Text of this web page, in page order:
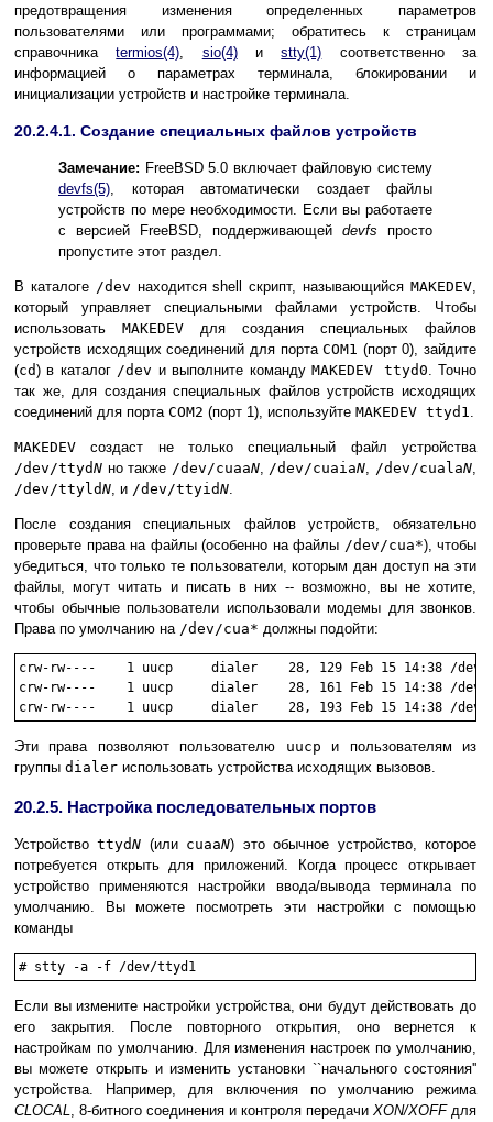
предотвращения изменения определенных параметров
пользователями или программами; обратитесь к страницам
справочникаtermios(4), sio(4)иstty(1) соответственно за
информацией о параметрах терминала, блокировании и
инициализации устройств и настройке терминала.
20.2.4.1. Создание специальных файлов устройств
Замечание: FreeBSD 5.0 включает файловую систему
devfs(5), которая автоматически создает файлы
устройств по мере необходимости. Если вы работаете
с версией FreeBSD, поддерживающей devfs просто
пропустите этот раздел.
В каталоге /dev находится shell скрипт, называющийсяMAKEDEV,
который управляет специальными файлами устройств. Чтобы
использовать MAKEDEV для создания специальных файлов
устройств исходящих соединений для портаCOM1 (порт 0), зайдите
(cd) в каталог /dev и выполните командуMAKEDEV ttyd0. Точно
так же, для создания специальных файлов устройств исходящих
соединений для порта COM2 (порт 1), используйте MAKEDEV ttyd1.
MAKEDEV создаст не только специальный файл устройства
/dev/ttydN но также /dev/cuaaN, /dev/cuaiaN, /dev/cualaN,
/dev/ttyldN, и /dev/ttyidN.
После создания специальных файлов устройств, обязательно
проверьте права на файлы (особенно на файлы /dev/cua*), чтобы
убедиться, что только те пользователи, которым дан доступ на эти
файлы, могут читать и писать в них -- возможно, вы не хотите,
чтобы обычные пользователи использовали модемы для звонков.
Права по умолчанию на /dev/cua* должны подойти:
crw-rw----    1 uucp     dialer    28, 129 Feb 15 14:38 /dev/
crw-rw----    1 uucp     dialer    28, 161 Feb 15 14:38 /dev/
Эти права позволяют пользователю uucp и пользователям из
группы dialer использовать устройства исходящих вызовов.
20.2.5. Настройка последовательных портов
УстройствоttydN (или cuaaN) это обычное устройство, которое
потребуется открыть для приложений. Когда процесс открывает
устройство применяются настройки ввода/вывода терминала по
умолчанию. Вы можете посмотреть эти настройки с помощью
команды
# stty -a -f /dev/ttyd1
Если вы измените настройки устройства, они будут действовать до
его закрытия. После повторного открытия, оно вернется к
настройкам по умолчанию. Для изменения настроек по умолчанию,
вы можете открыть и изменить установки ``начального состояния''
устройства. Например, для включения по умолчанию режима
CLOCAL, 8-битного соединения и контроля передачи XON/XOFFдля